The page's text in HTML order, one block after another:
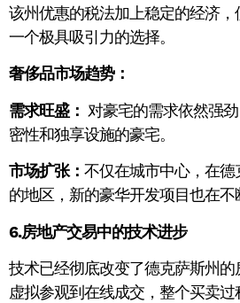
该州优惠的税法加上稳定的经济
一个极具吸引力的选择。
奢侈品市场趋势：
需求旺盛： 对豪宅的需求依然强
密性和独享设施的豪宅。
市场扩张： 不仅在城市中心，在
的地区，新的豪华开发项目也在不
6.房地产交易中的技术进步
技术已经彻底改变了德克萨斯州
虚拟参观到在线成交，整个买卖